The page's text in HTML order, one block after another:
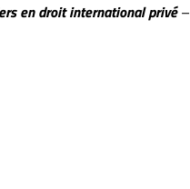
en droit international privé–